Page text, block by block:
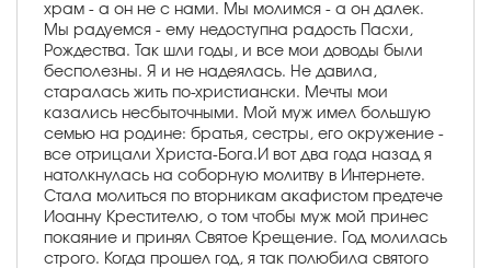
храм - а он не с нами. Мы молимся - а он далек.
Мы радуемся - ему недоступна радость Пасхи,
Рождества. Так шли годы, и все мои доводы были
бесполезны. Я и не надеялась. Не давила,
старалась жить по-христиански. Мечты мои
казались несбыточными. Мой муж имел большую
семью на родине: братья, сестры, его окружение -
все отрицали Христа-Бога.И вот два года назад я
натолкнулась на соборную молитву в Интернете.
Стала молиться по вторникам акафистом предтече
Иоанну Крестителю, о том чтобы муж мой принес
покаяние и принял Святое Крещение. Год молилась
строго. Когда прошел год, я так полюбила святого